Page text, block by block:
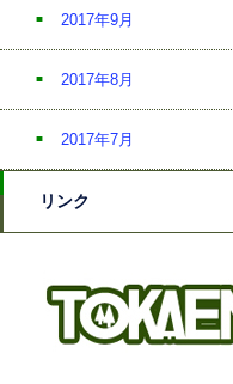
2017年9月
2017年8月
2017年7月
リンク